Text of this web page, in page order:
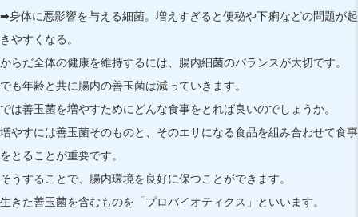
➡身体に悪影響を与える細菌。増えすぎると便秘や下痢などの問題が起
きやすくなる。
からだ全体の健康を維持するには、腸内細菌のバランスが大切です。
でも年齢と共に腸内の善玉菌は減っていきます。
では善玉菌を増やすためにどんな食事をとれば良いのでしょうか。
増やすには善玉菌そのものと、そのエサになる食品を組み合わせて食事
をとることが重要です。
そうすることで、腸内環境を良好に保つことができます。
生きた善玉菌を含むものを「プロバイオティクス」といいます。